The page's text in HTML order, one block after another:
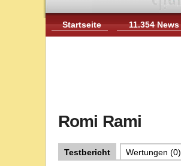
Startseite 11.354 News
Romi Rami
Testbericht Wertungen (0)